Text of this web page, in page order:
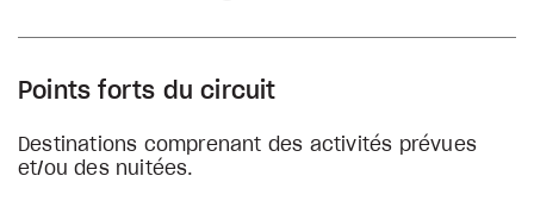
Points forts du circuit
Destinations comprenant des activités prévues
et/ou des nuitées.